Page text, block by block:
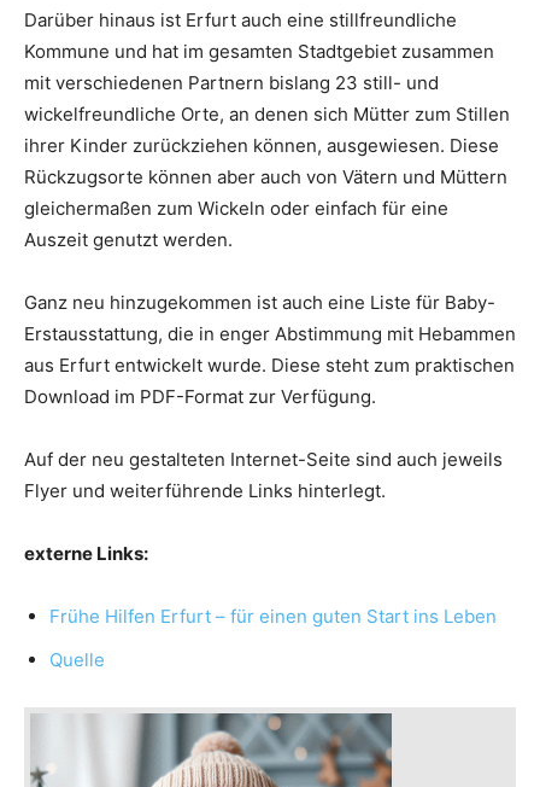
Darüber hinaus ist Erfurt auch eine stillfreundliche
Kommune und hat im gesamten Stadtgebiet zusammen
mit verschiedenen Partnern bislang 23 still- und
wickelfreundliche Orte, an denen sich Mütter zum Stillen
ihrer Kinder zurückziehen können, ausgewiesen. Diese
Rückzugsorte können aber auch von Vätern und Müttern
gleichermaßen zum Wickeln oder einfach für eine
Auszeit genutzt werden.
Ganz neu hinzugekommen ist auch eine Liste für Baby-
Erstausstattung, die in enger Abstimmung mit Hebammen
aus Erfurt entwickelt wurde. Diese steht zum praktischen
Download im PDF-Format zur Verfügung.
Auf der neu gestalteten Internet-Seite sind auch jeweils
Flyer und weiterführende Links hinterlegt.
externe Links:
Frühe Hilfen Erfurt – für einen guten Start ins Leben
Quelle